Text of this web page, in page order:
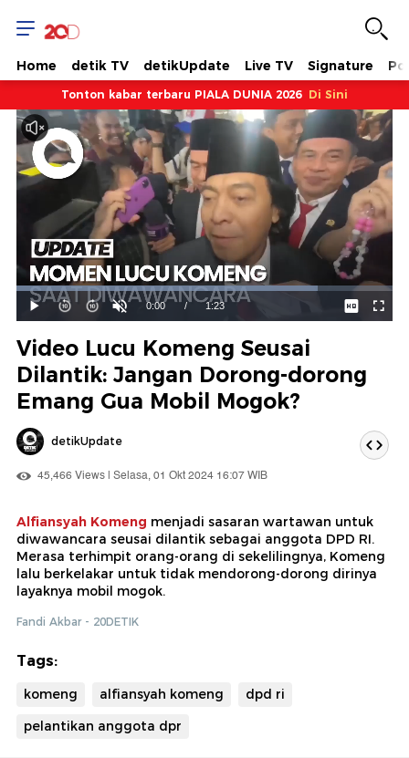
Home detik TV detikUpdate Live TV Signature
Tonton kabar terbaru PIALA DUNIA 2026 Di Sini
Mainkan
Suara
Hidup
Waktu
0:00 / Durasi
1:23
Dimuat:
80.07%
Video Lucu Komeng Seusai
Dilantik: Jangan Dorong-dorong
Emang Gua Mobil Mogok?
detikUpdate
45,466 Views | Selasa, 01 Okt 2024 16:07 WIB
Alfiansyah Komeng menjadi sasaran wartawan untuk
diwawancara seusai dilantik sebagai anggota DPD RI.
Merasa terhimpit orang-orang di sekelilingnya, Komeng
lalu berkelakar untuk tidak mendorong-dorong dirinya
layaknya mobil mogok.
Fandi Akbar - 20DETIK
Tags:
komeng alfiansyah komeng
dpd ri
pelantikan anggota dpr